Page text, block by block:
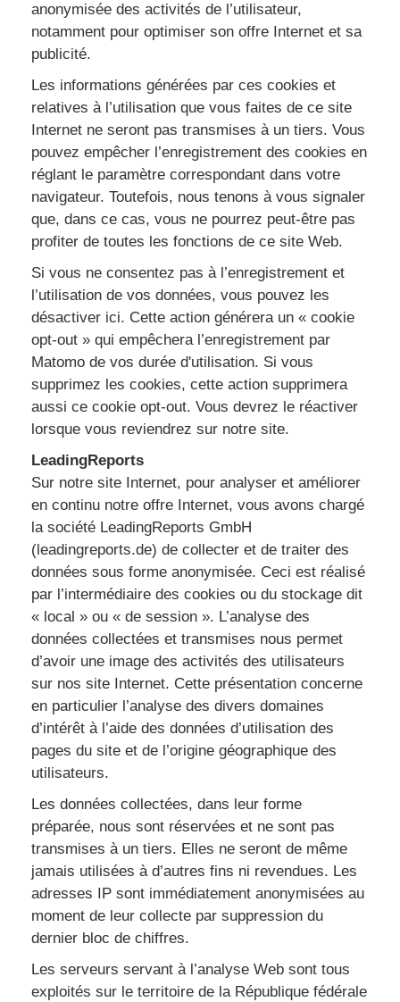
anonymisée des activités de l’utilisateur,
notamment pour optimiser son offre Internet et sa
publicité.
Les informations générées par ces cookies et
relatives à l’utilisation que vous faites de ce site
Internet ne seront pas transmises à un tiers. Vous
pouvez empêcher l’enregistrement des cookies en
réglant le paramètre correspondant dans votre
navigateur. Toutefois, nous tenons à vous signaler
que, dans ce cas, vous ne pourrez peut-être pas
profiter de toutes les fonctions de ce site Web.
Si vous ne consentez pas à l’enregistrement et
l’utilisation de vos données, vous pouvez les
désactiver ici. Cette action générera un « cookie
opt-out » qui empêchera l’enregistrement par
Matomo de vos durée d'utilisation. Si vous
supprimez les cookies, cette action supprimera
aussi ce cookie opt-out. Vous devrez le réactiver
lorsque vous reviendrez sur notre site.
LeadingReports
Sur notre site Internet, pour analyser et améliorer
en continu notre offre Internet, vous avons chargé
la société LeadingReports GmbH
(leadingreports.de) de collecter et de traiter des
données sous forme anonymisée. Ceci est réalisé
par l’intermédiaire des cookies ou du stockage dit
« local » ou « de session ». L’analyse des
données collectées et transmises nous permet
d’avoir une image des activités des utilisateurs
sur nos site Internet. Cette présentation concerne
en particulier l’analyse des divers domaines
d’intérêt à l’aide des données d’utilisation des
pages du site et de l’origine géographique des
utilisateurs.
Les données collectées, dans leur forme
préparée, nous sont réservées et ne sont pas
transmises à un tiers. Elles ne seront de même
jamais utilisées à d’autres fins ni revendues. Les
adresses IP sont immédiatement anonymisées au
moment de leur collecte par suppression du
dernier bloc de chiffres.
Les serveurs servant à l’analyse Web sont tous
exploités sur le territoire de la République fédérale